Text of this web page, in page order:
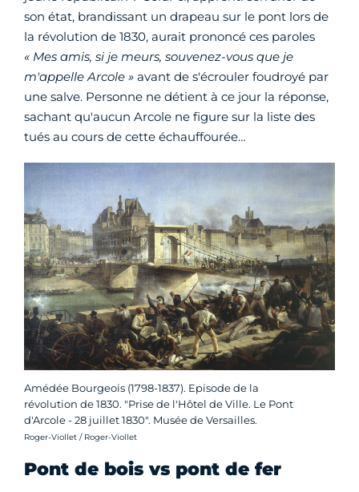
son état, brandissant un drapeau sur le pont lors de
la révolution de 1830, aurait prononcé ces paroles
« Mes amis, si je meurs, souvenez-vous que je
m'appelle Arcole » avant de s'écrouler foudroyé par
une salve. Personne ne détient à ce jour la réponse,
sachant qu'aucun Arcole ne figure sur la liste des
tués au cours de cette échauffourée…
Amédée Bourgeois (1798-1837). Episode de la
révolution de 1830. "Prise de l'Hôtel de Ville. Le Pont
d'Arcole - 28 juillet 1830". Musée de Versailles.
Crédit photo :
Roger-Viollet / Roger-Viollet
Pont de bois vs pont de fer